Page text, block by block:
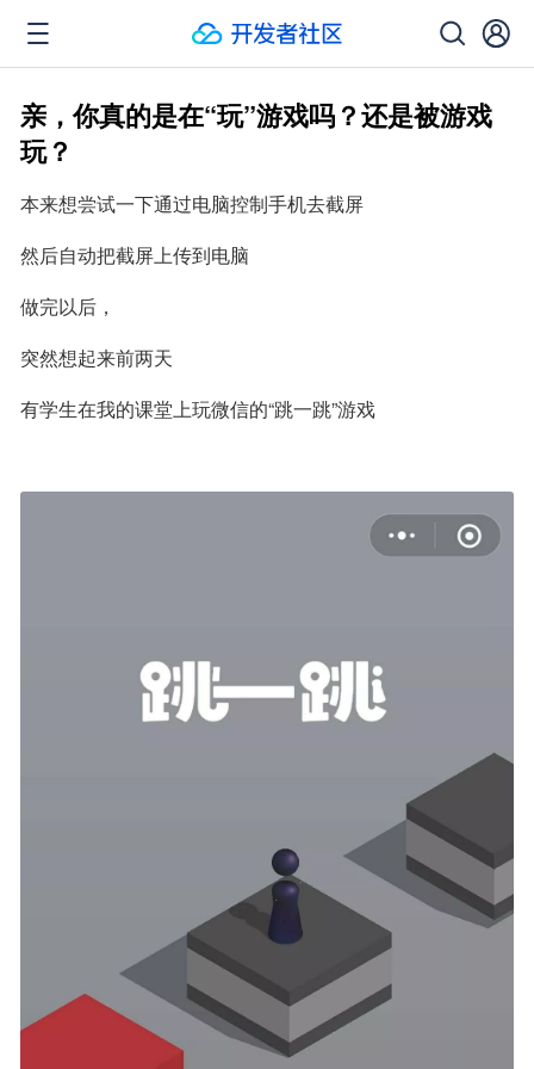
亲，你真的是在“玩”游戏吗？还是被游戏
玩？
本来想尝试一下通过电脑控制手机去截屏
然后自动把截屏上传到电脑
做完以后，
突然想起来前两天
有学生在我的课堂上玩微信的“跳一跳”游戏